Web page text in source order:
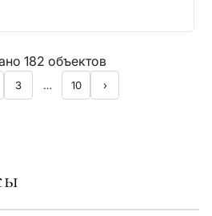
182 объектов
3 … 10 ›